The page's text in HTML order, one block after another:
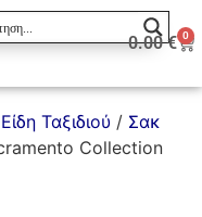
0.00€ 0
Είδη Ταξιδιού / Σακ
Collection